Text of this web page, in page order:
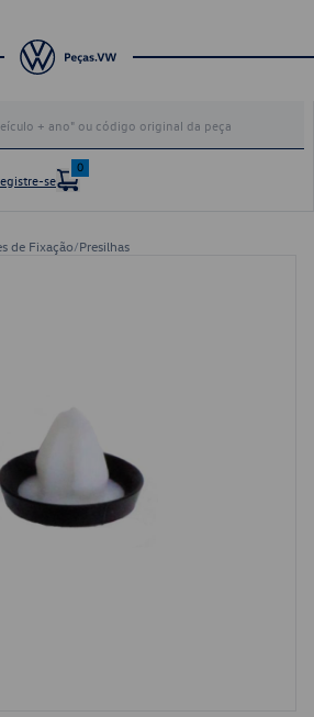
se
0
de Fixação/Presilhas